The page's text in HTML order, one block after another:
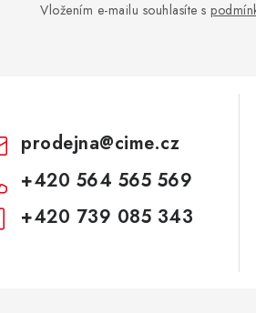
Vložením e-mailu souhlasíte s
prodejna@cime.cz
+420 564 565 569
+420 739 085 343